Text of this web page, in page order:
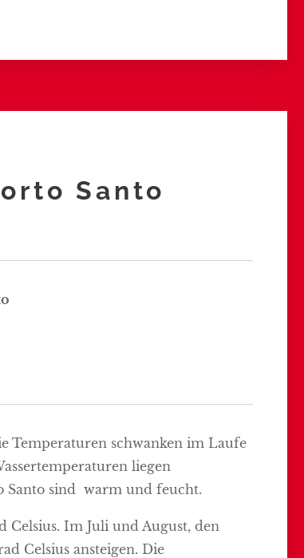
Santo
Temperaturen schwanken im Laufe
liegen
Santo sind warm und feucht.
Im Juli und August, den
Celsius ansteigen. Die